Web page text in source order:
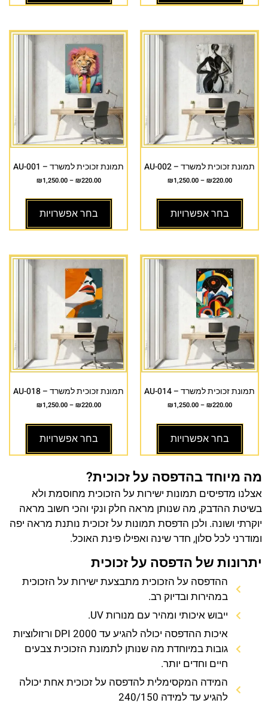
תמונת זכוכית למשרד – AU-002
₪220.00
–
₪1,250.00
בחר אפשרויות
תמונת זכוכית למשרד – AU-001
₪220.00
–
₪1,250.00
בחר אפשרויות
תמונת זכוכית למשרד – AU-014
₪220.00
–
₪1,250.00
בחר אפשרויות
תמונת זכוכית למשרד – AU-018
₪220.00
–
₪1,250.00
בחר אפשרויות
מה מיוחד בהדפסה על זכוכית?
אצלנו מדפיסים תמונות ישירות על הזכוכית מחוסמת ולא
בשיטת ההדבק, מה שנותן מראה חלק ונקי והכי חשוב מראה
יוקרתי ושונה. ולכן הדפסת תמונות על זכוכית נותנת מראה יפה
ומודרני לכל סלון, חדר שינה ואפילו פינת האוכל.
יתרונות של הדפסה על זכוכית
ההדפסה על הזכוכית מתבצעת ישירות על הזכוכית
במהירות ובדיוק רב.
ייבוש איכותי ומהיר עם מנורות UV.
איכות ההדפסה יכולה להגיע עד 2000 DPI ורזולוציות
גובות במיוחדת מה שנותן לתמונת הזכוכית צבעים
חיים וחדים יותר.
המידה המקסימלית להדפסה על זכוכית אחת יכולה
להגיע עד למידה 240/150